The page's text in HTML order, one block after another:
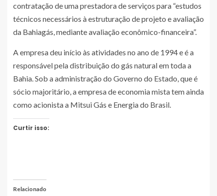
contratação de uma prestadora de serviços para “estudos
técnicos necessários à estruturação de projeto e avaliação
da Bahiagás, mediante avaliação econômico-financeira”.
A empresa deu início às atividades no ano de 1994 e é a
responsável pela distribuição do gás natural em toda a
Bahia. Sob a administração do Governo do Estado, que é
sócio majoritário, a empresa de economia mista tem ainda
como acionista a Mitsui Gás e Energia do Brasil.
Curtir isso:
Relacionado